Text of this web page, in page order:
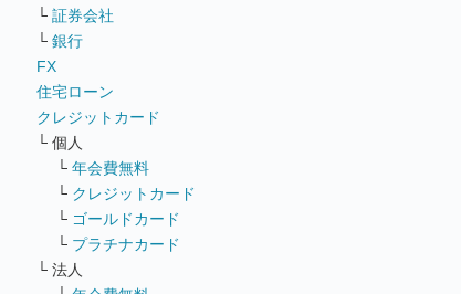
└ 証券会社
└ 銀行
FX
住宅ローン
クレジットカード
└ 個人
└ 年会費無料
└ クレジットカード
└ ゴールドカード
└ プラチナカード
└ 法人